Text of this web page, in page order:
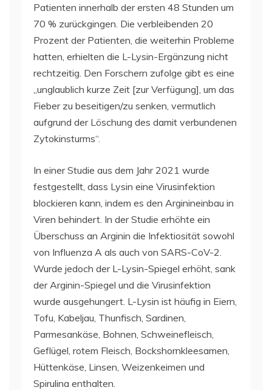
Patienten innerhalb der ersten 48 Stunden um
70 % zurückgingen. Die verbleibenden 20
Prozent der Patienten, die weiterhin Probleme
hatten, erhielten die L-Lysin-Ergänzung nicht
rechtzeitig. Den Forschern zufolge gibt es eine
„unglaublich kurze Zeit [zur Verfügung], um das
Fieber zu beseitigen/zu senken, vermutlich
aufgrund der Löschung des damit verbundenen
Zytokinsturms“.
In einer Studie aus dem Jahr 2021 wurde
festgestellt, dass Lysin eine Virusinfektion
blockieren kann, indem es den Arginineinbau in
Viren behindert. In der Studie erhöhte ein
Überschuss an Arginin die Infektiosität sowohl
von Influenza A als auch von SARS-CoV-2.
Wurde jedoch der L-Lysin-Spiegel erhöht, sank
der Arginin-Spiegel und die Virusinfektion
wurde ausgehungert. L-Lysin ist häufig in Eiern,
Tofu, Kabeljau, Thunfisch, Sardinen,
Parmesankäse, Bohnen, Schweinefleisch,
Geflügel, rotem Fleisch, Bockshornkleesamen,
Hüttenkäse, Linsen, Weizenkeimen und
Spirulina enthalten.